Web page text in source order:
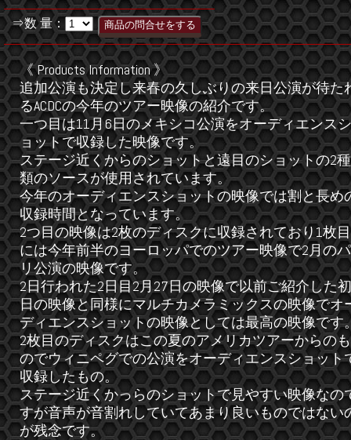
⇒数 量：
《 Products Information 》
追加公演も決定し来春の久しぶりの来日公演が待た
るACDCの今年のツアー映像の紹介です。
一つ目は11月6日のメキシコ公演をオーディエンスシ
ョットで収録した映像です。
ステージ近くからのショットと遠目のショットの2種
類のソースが使用されています。
今年のオーディエンスショットの映像では割と長め
収録時間となっています。
2つ目の映像は2枚のディスクに収録されており1枚目
には今年前半のヨーロッパでのツアー映像で2月のパ
リ公演の映像です。
2日行われた2日目2月27日の映像で以前ご紹介した初
日の映像と同様にマルチカメラミックスの映像でオ
ディエンスショットの映像としては最高の映像です
2枚目のディスクはこの夏のアメリカツアーからのも
のでウィニペグでの公演をオーディエンスショット
収録したもの。
ステージ近くかっらのショットで見やすい映像なの
すが音声が音割れしていてあまり良いものではない
が残念です。